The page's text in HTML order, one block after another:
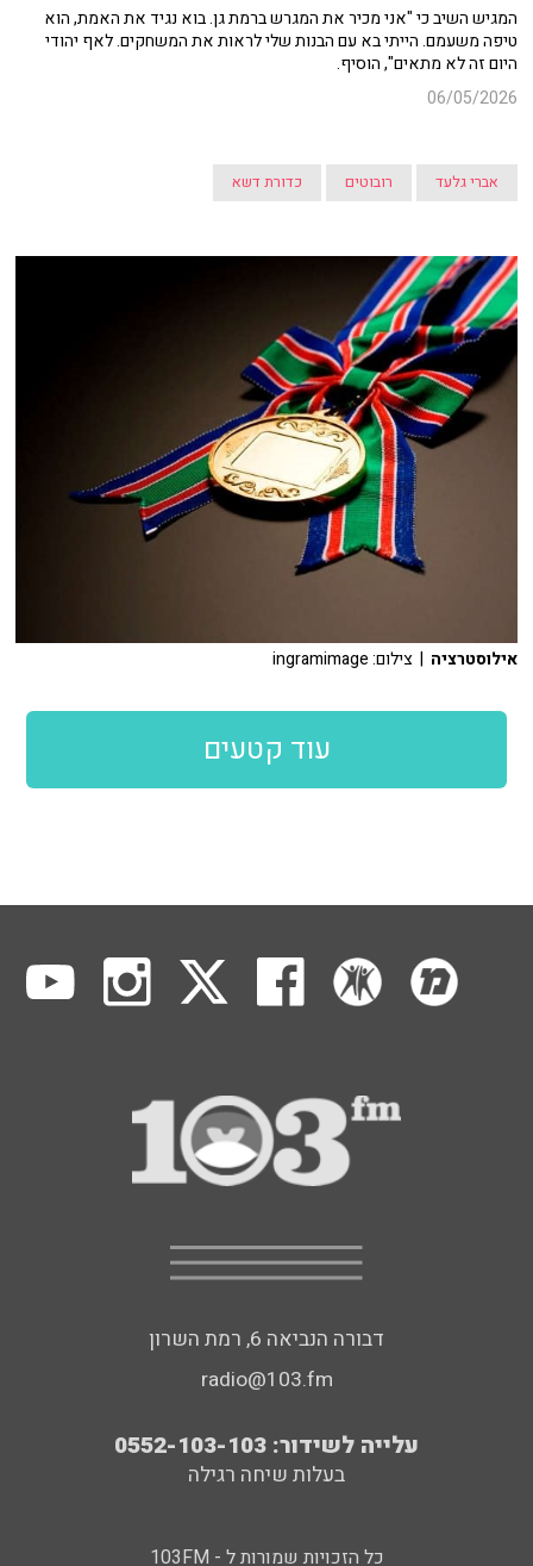
המגיש השיב כי "אני מכיר את המגרש ברמת גן.בוא נגיד את האמת, הוא
טיפה משעמם. הייתי בא עם הבנות שלי לראות את המשחקים. לאף יהודי
היום זה לא מתאים", הוסיף.
06/05/2026
אברי גלעד רובוטים כדורת דשא
אילוסטרציה | צילום: ingramimage
עוד קטעים
דבורה הנביאה 6, רמת השרון
radio@103.fm
עלייה לשידור: 0552-103-103
בעלות שיחה רגילה
כל הזכויות שמורות ל - 103FM